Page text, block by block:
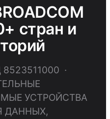
стран и
·
УСТРОЙСТВА
ДАННЫХ,